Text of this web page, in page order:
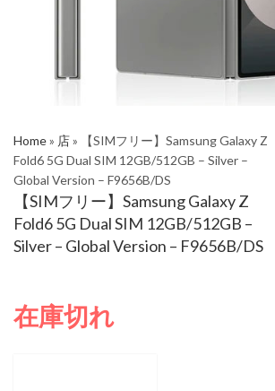
Home» 店»
【SIMフリー】Samsung Galaxy Z
Fold6 5G Dual SIM 12GB/512GB – Silver –
Global Version – F9656B/DS
【SIMフリー】Samsung Galaxy Z
Fold6 5G Dual SIM 12GB/512GB –
Silver – Global Version – F9656B/DS
【SIM
Fold6
在庫切れ